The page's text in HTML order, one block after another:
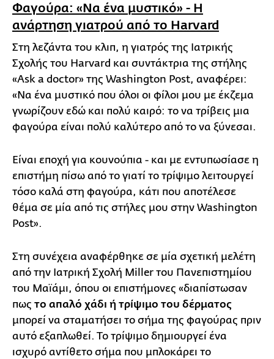
Φαγούρα: «Να ένα μυστικό» - Η
ανάρτηση γιατρού από το Harvard
Στη λεζάντα του κλιπ, η γιατρός της Ιατρικής
Σχολής του Harvard και συντάκτρια της στήλης
«Ask a doctor» της Washington Post, αναφέρει:
«Να ένα μυστικό που όλοι οι φίλοι μου με έκζεμα
γνωρίζουν εδώ και πολύ καιρό: το να τρίβεις μια
φαγούρα είναι πολύ καλύτερο από το να ξύνεσαι.
Είναι εποχή για κουνούπια - και με εντυπωσίασε η
επιστήμη πίσω από το γιατί το τρίψιμο λειτουργεί
τόσο καλά στη φαγούρα, κάτι που αποτέλεσε
θέμα σε μία από τις στήλες μου στην Washington
Post».
Στη συνέχεια αναφέρθηκε σε μία σχετική μελέτη
από την Ιατρική Σχολή Miller του Πανεπιστημίου
του Μαϊάμι, όπου οι επιστήμονες «διαπίστωσαν
πως το απαλό χάδι ή τρίψιμο του δέρματος
μπορεί να σταματήσει το σήμα της φαγούρας πριν
αυτό εξαπλωθεί. Το τρίψιμο δημιουργεί ένα
ισχυρό αντίθετο σήμα που μπλοκάρει το